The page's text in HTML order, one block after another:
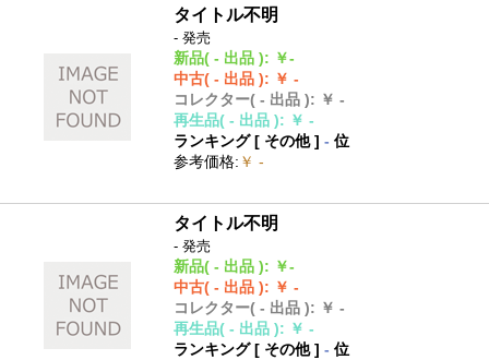
タイトル不明
- 発売
新品( - 出品 ): ￥-
中古( - 出品 ): ￥ -
コレクター( - 出品 ): ￥ -
再生品( - 出品 ): ￥ -
ランキング [ その他]- 位
参考価格: ￥ -
タイトル不明
- 発売
新品( - 出品 ): ￥-
中古( - 出品 ): ￥ -
コレクター( - 出品 ): ￥ -
再生品( - 出品 ): ￥ -
ランキング [ その他]- 位